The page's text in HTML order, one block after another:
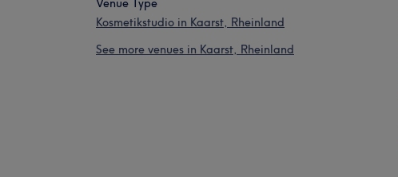
Venue Type
Kosmetikstudio in Kaarst, Rheinland
See more venues in Kaarst, Rheinland